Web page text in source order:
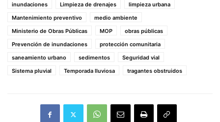
inundaciones
Limpieza de drenajes
limpieza urbana
Mantenimiento preventivo
medio ambiente
Ministerio de Obras Públicas
MOP
obras públicas
Prevención de inundaciones
protección comunitaria
saneamiento urbano
sedimentos
Seguridad vial
Sistema pluvial
Temporada lluviosa tragantes obstruidos